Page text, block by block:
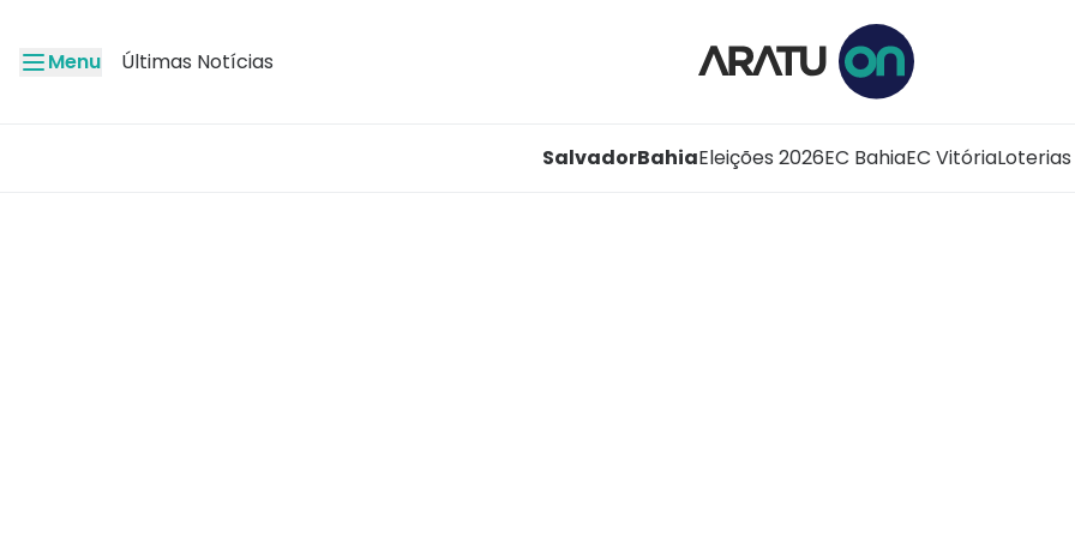
Menu Últimas Notícias
SalvadorBahiaEleições 2026EC BahiaEC VitóriaLoterias